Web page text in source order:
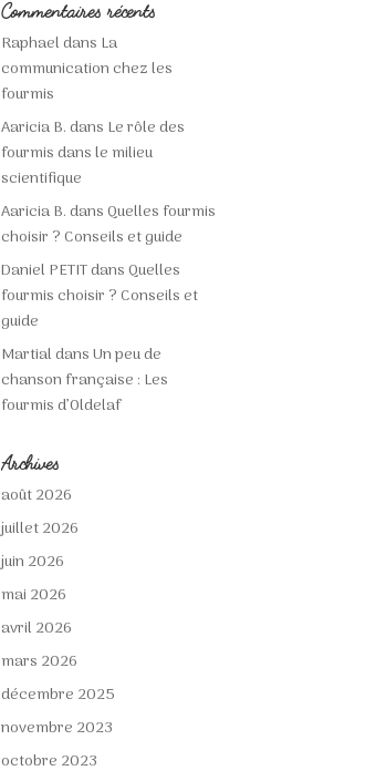
Commentaires récents
Raphael dans La
communication chez les
fourmis
Aaricia B. dans Le rôle des
fourmis dans le milieu
scientifique
Aaricia B. dansQuelles fourmis
choisir ? Conseils et guide
Daniel PETITdansQuelles
fourmis choisir ? Conseils et
guide
Martial dansUn peu de
chanson française : Les
fourmis d’Oldelaf
Archives
août 2026
juillet 2026
juin 2026
mai 2026
avril 2026
mars 2026
décembre 2025
novembre 2023
octobre 2023